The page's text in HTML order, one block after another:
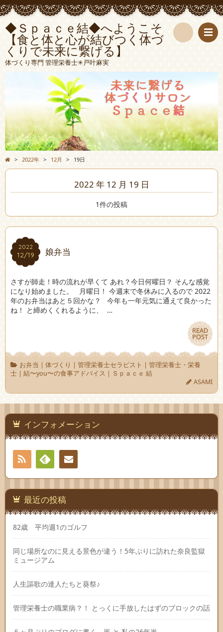
◆Ｓｐａｃｅ結◆へようこそ
【食と体と心が結びつく体づ
くりで未来に繋げる】
体づくり専門 管理栄養士✳︎戸叶麻実
索
> 2022年 > 12月 > 19日
2022 年 12 月 19 日
1件の投稿
2022
12/19
2022
12/19 娘弁当
さすが師走！時の流れが早くて あれ？今日何曜日？ そんな感覚
になり始めました。 月曜日！ 今週末で冬休みに入るので 2022
年のお弁当はあと５回かな？ 今年も一年元気に通えて良かった
ね！ と締めくくれるように、 …
READ
POST
READ
POST
お弁当 | 体づくり | 管理栄養士セラピスト | 管理栄養士・栄養
士 | 結〜you〜の食事アドバイス | Ｓｐａｃｅ 結
ASAMI
インフォメーション
RSS
Feedly連絡
先
最近の投稿
82歳 平均週1のゴルフ
同じ場所なのに見える景色が違う！5年ぶりに訪れた奈良監獄
ミュージアム
人生謳歌の達人たちと葵祭♪
管理栄養士の職業病？！ とっくに手放したはずのブロックの話